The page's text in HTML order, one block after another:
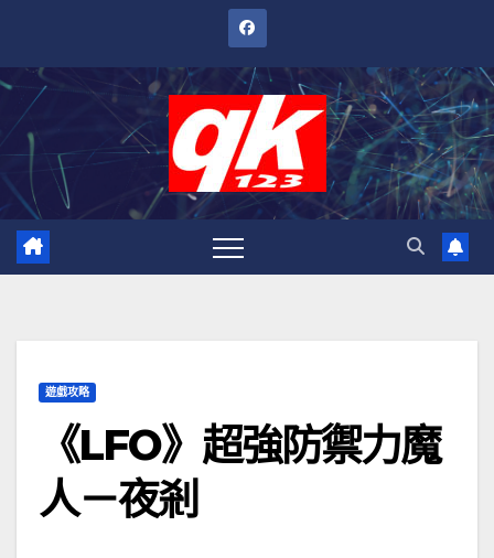
內
遊戲攻略
《LFO》超強防禦力魔
人－夜剎